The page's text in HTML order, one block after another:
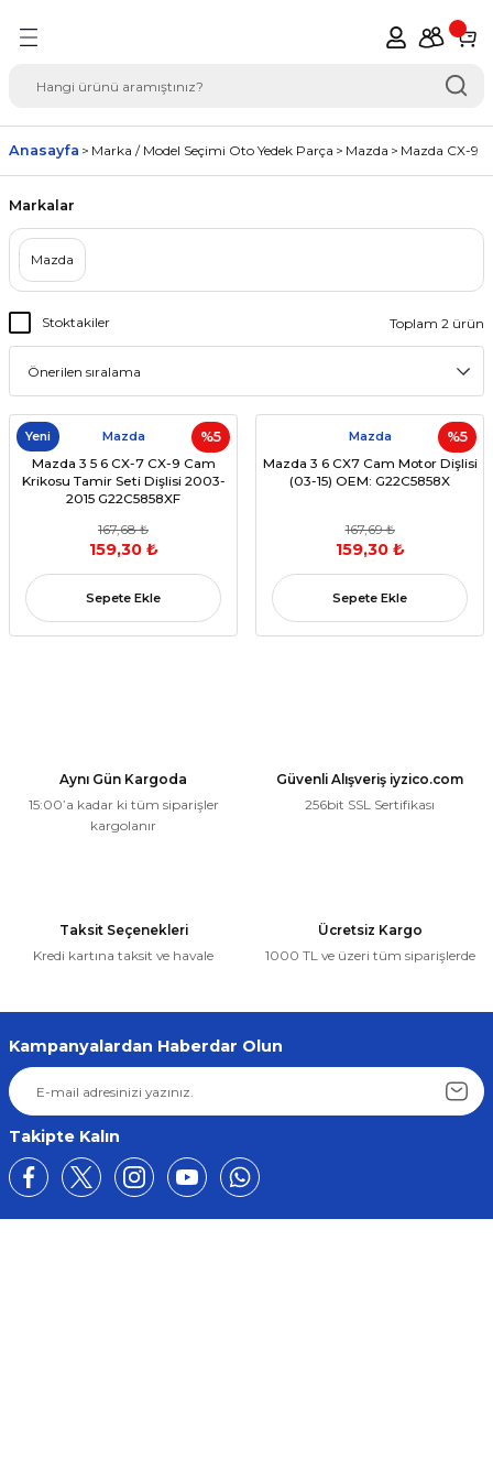
Seçimi Oto Yedek
Anasayfa Marka / Model Seçimi Oto Yedek Parça Mazda Mazda CX-9
Markalar
Mazda
Stoktakiler Toplam 2 ürün
%5
Yeni Mazda
Mazda 3 5 6 CX-7 CX-9 Cam
Krikosu Tamir Seti Dişlisi 2003-
2015 G22C5858XF
167,68 ₺
159,30 ₺
Sepete Ekle
%5
Mazda
Mazda 3 6 CX7 Cam Motor Dişlisi
(03-15) OEM: G22C5858X
167,69 ₺
159,30 ₺
Sepete Ekle
Aynı Gün Kargoda
15:00’a kadar ki tüm siparişler
kargolanır
Güvenli Alışveriş iyzico.com
256bit SSL Sertifikası
Taksit Seçenekleri
Kredi kartına taksit ve havale
Ücretsiz Kargo
1000 TL ve üzeri tüm siparişlerde
Kampanyalardan Haberdar Olun
Takipte Kalın